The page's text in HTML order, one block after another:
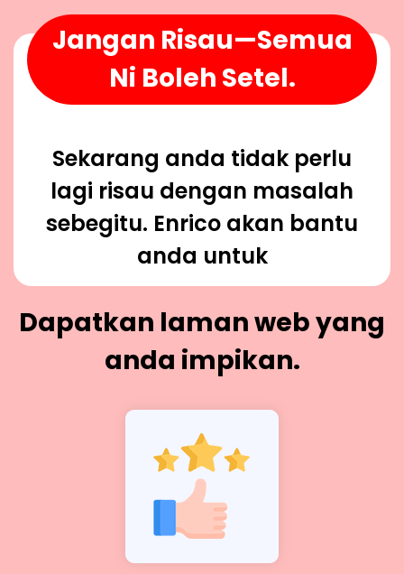
Jangan Risau—Semua
Ni Boleh Setel.
Sekarang anda tidak perlu
lagi risau dengan masalah
sebegitu. Enrico akan bantu
anda untuk
Dapatkan laman web yang
anda impikan.